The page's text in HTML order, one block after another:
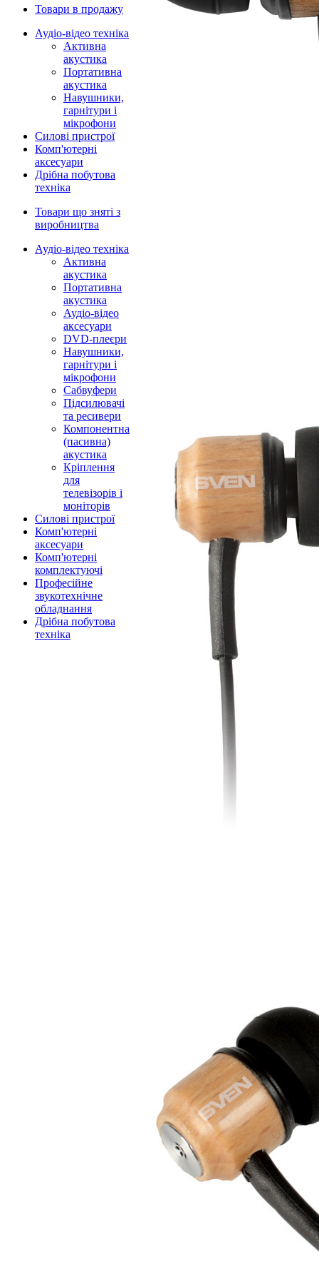
Товари в продажу
Аудіо-відео техніка
Активна
акустика
Портативна
акустика
Навушники,
гарнітури і
мікрофони
Силові пристрої
Комп'ютерні
аксесуари
Дрібна побутова
техніка
Товари що зняті з
виробництва
Аудіо-відео техніка
Активна
акустика
Портативна
акустика
Аудіо-відео
аксесуари
DVD-плеєри
Навушники,
гарнітури і
мікрофони
Сабвуфери
Підсилювачі
та ресивери
Компонентна
(пасивна)
акустика
Кріплення
для
телевізорів і
моніторів
Силові пристрої
Комп'ютерні
аксесуари
Комп'ютерні
комплектуючі
Професійне
звукотехнічне
обладнання
Дрібна побутова
техніка